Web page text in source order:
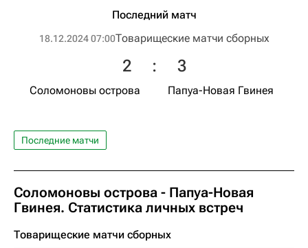
Последний матч
18.12.2024 07:00Товарищеские матчи сборных
Соломоновы острова
2 : 3
Папуа-Новая Гвинея
Последние матчи
Соломоновы острова - Папуа-Новая
Гвинея. Статистика личных встреч
Товарищеские матчи сборных